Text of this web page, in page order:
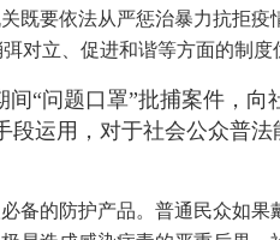
既要依法从严惩治暴力抗拒疫
对立、促进和谐等方面的制度
“问题口罩”批捕案件，向
运用，对于社会公众普法
备的防护产品。普通民众如果